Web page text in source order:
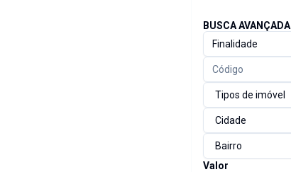
BUSCA AVANÇADA
Finalidade
Tipos de imóvel
Cidade
Bairro
Valor